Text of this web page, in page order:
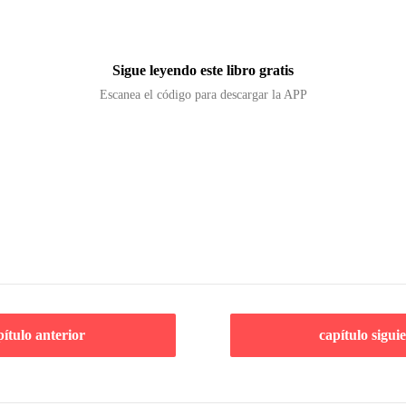
Sigue leyendo este libro gratis
Escanea el código para descargar la APP
anterior capítulo